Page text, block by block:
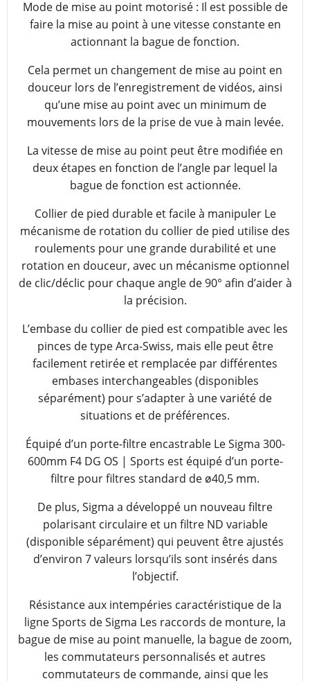
Mode de mise au point motorisé : Il est possible de
faire la mise au point à une vitesse constante en
actionnant la bague de fonction.
Cela permet un changement de mise au point en
douceur lors de l’enregistrement de vidéos, ainsi
qu’une mise au point avec un minimum de
mouvements lors de la prise de vue à main levée.
La vitesse de mise au point peut être modifiée en
deux étapes en fonction de l’angle par lequel la
bague de fonction est actionnée.
Collier de pied durable et facile à manipuler Le
mécanisme de rotation du collier de pied utilise des
roulements pour une grande durabilité et une
rotation en douceur, avec un mécanisme optionnel
de clic/déclic pour chaque angle de 90° afin d’aider à
la précision.
L’embase du collier de pied est compatible avec les
pinces de type Arca-Swiss, mais elle peut être
facilement retirée et remplacée par différentes
embases interchangeables (disponibles
séparément) pour s’adapter à une variété de
situations et de préférences.
Équipé d’un porte-filtre encastrable Le Sigma 300-
600mm F4 DG OS | Sports est équipé d’un porte-
filtre pour filtres standard de ø40,5 mm.
De plus, Sigma a développé un nouveau filtre
polarisant circulaire et un filtre ND variable
(disponible séparément) qui peuvent être ajustés
d’environ 7 valeurs lorsqu’ils sont insérés dans
l’objectif.
Résistance aux intempéries caractéristique de la
ligne Sports de Sigma Les raccords de monture, la
bague de mise au point manuelle, la bague de zoom,
les commutateurs personnalisés et autres
commutateurs de commande, ainsi que les